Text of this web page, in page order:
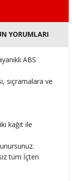
YORUMLARI
ABS
sıçramalara ve
kağıt ile
tüm İçten